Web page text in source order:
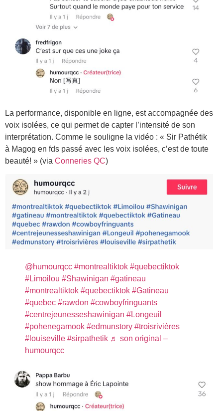
La performance, disponible en ligne, est accompagnée des
voix isolées, ce qui permet de capter l’intensité de son
interprétation. Comme le souligne la vidéo : « Sir Pathétik
à Magog en fds passé avec les voix isolées, c’est de toute
beauté! » (via Conneries QC)
@humourqcc #montrealtiktok #quebectiktok
#Limoilou #Shawinigan #gatineau
#montrealtiktok #quebectiktok #Gatineau
#quebec #rawdon #cowboyfringuants
#centrejeunesseshawinigan #Longeuil
#pohenegamook #edmunstory #troisrivières
#louiseville #sirpathetik ♬ son original –
humourqcc